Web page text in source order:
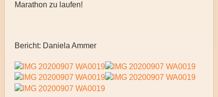
Marathon zu laufen!
Bericht: Daniela Ammer